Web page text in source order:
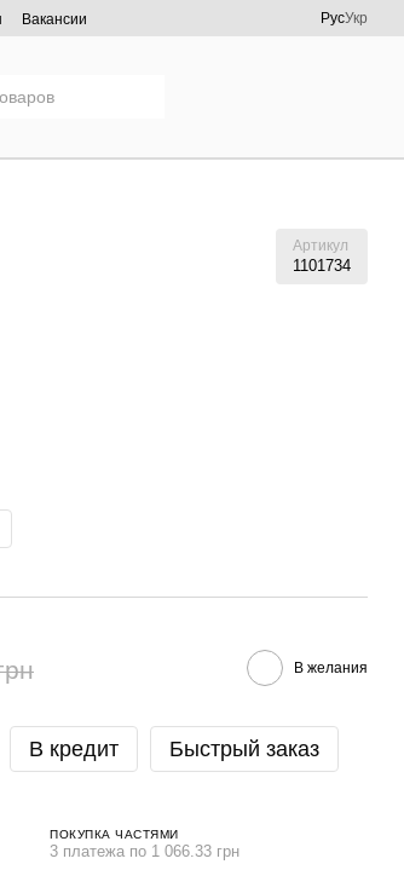
Вакансии
РусУкр
Артикул
1101734
В желания
В кредит Быстрый заказ
ПОКУПКА ЧАСТЯМИ
3 платежа по 1 066.33 грн